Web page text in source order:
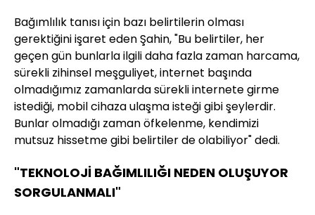
Bağımlılık tanısı için bazı belirtilerin olması
gerektiğini işaret eden Şahin, "Bu belirtiler, her
geçen gün bunlarla ilgili daha fazla zaman harcama,
sürekli zihinsel meşguliyet, internet başında
olmadığımız zamanlarda sürekli internete girme
istediği, mobil cihaza ulaşma isteği gibi şeylerdir.
Bunlar olmadığı zaman öfkelenme, kendimizi
mutsuz hissetme gibi belirtiler de olabiliyor" dedi.
"TEKNOLOJİ BAĞIMLILIĞI NEDEN OLUŞUYOR
SORGULANMALI"